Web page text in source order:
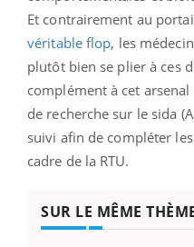
Et contrairement au
véritable flop, les
plutôt bien se plier à ces
complément à cet
de recherche sur le sida
suivi afin de compléter
cadre de la RTU.
SUR LE MÊME